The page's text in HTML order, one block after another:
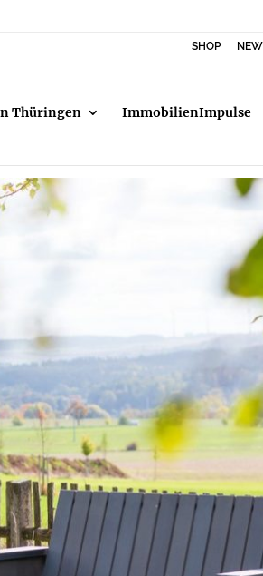
SHOP
Thüringen ImmobilienImpulse